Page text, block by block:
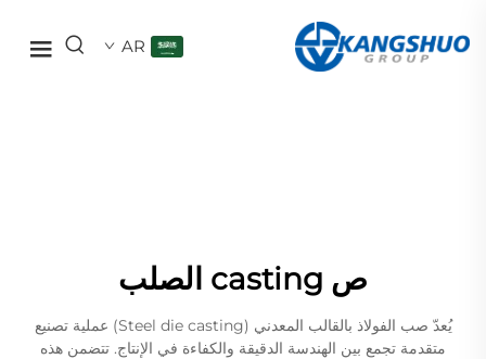
AR
ص casting الصلب
يُعدّ صب الفولاذ بالقالب المعدني (Steel die casting) عملية تصنيع
متقدمة تجمع بين الهندسة الدقيقة والكفاءة في الإنتاج. تتضمن هذه